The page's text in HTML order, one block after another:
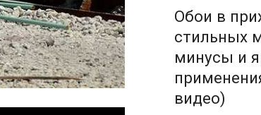
Обои в
стильных
минусы и
видео)